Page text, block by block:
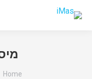
are here:
Home